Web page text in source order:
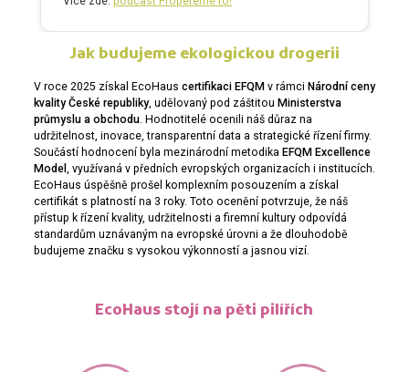
Jak budujeme ekologickou drogerii
V roce 2025 získal EcoHaus certifikaci EFQM v rámci Národní ceny
kvality České republiky, udělovaný pod záštitou Ministerstva
průmyslu a obchodu. Hodnotitelé ocenili náš důraz na
udržitelnost, inovace, transparentní data a strategické řízení firmy.
Součástí hodnocení byla mezinárodní metodika EFQM Excellence
Model , využívaná v předních evropských organizacích i institucích.
EcoHaus úspěšně prošel komplexním posouzením a získal
certifikát s platností na 3 roky. Toto ocenění potvrzuje, že náš
přístup k řízení kvality, udržitelnosti a firemní kultury odpovídá
standardům uznávaným na evropské úrovni a že dlouhodobě
budujeme značku s vysokou výkonností a jasnou vizí.
EcoHaus stojí na pěti pilířích